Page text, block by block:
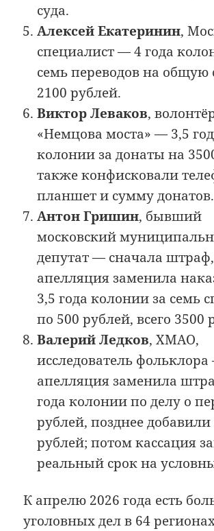
суда.
Алексей Екатеринин,
специалист — 4 года
семь переводов на общую
2100 рублей.
Виктор Леваков,
«Немцова моста» — 3,5
колонии за донаты на
также конфисковали
планшет и сумму донатов.
Антон Гришин, бывший
московский
депутат — сначала
апелляция заменила
3,5 года колонии за семь
по 500 рублей, всего 3500
Валерий Ледков, ХМАО,
исследователь
апелляция заменила
года колонии по делу о
рублей, позднее
рублей; потом кассация
реальный срок на
К апрелю 2026 года есть
уголовных дел в 64